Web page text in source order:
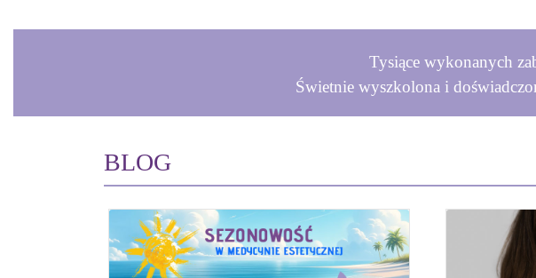
Tysiące wykonanych
Świetnie wyszkolona i
BLOG